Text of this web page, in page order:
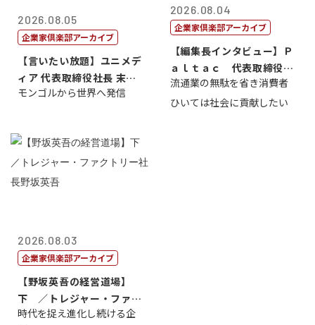
2026.08.05
企業家倶楽部アーカイブ
【言いたい放題】ユニメデ
ィア 代表取締役社長 末田
真
モンゴルから世界へ発信
2026.08.04
企業家倶楽部アーカイブ
【編集長インタビュー】Ｐ
ａｌｔａｃ 代表取締役会
長三木田國夫
流通業の無駄を省き消費者
ひいては社会に貢献したい
2026.08.03
企業家倶楽部アーカイブ
【野坂英吾の経営道場】
下 ／トレジャー・ファク
トリー社長野坂...
時代を捉え進化し続ける企